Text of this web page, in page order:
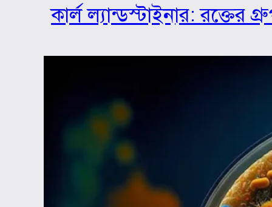
কার্ল ল্যান্ডস্টাইনার: রক্তের